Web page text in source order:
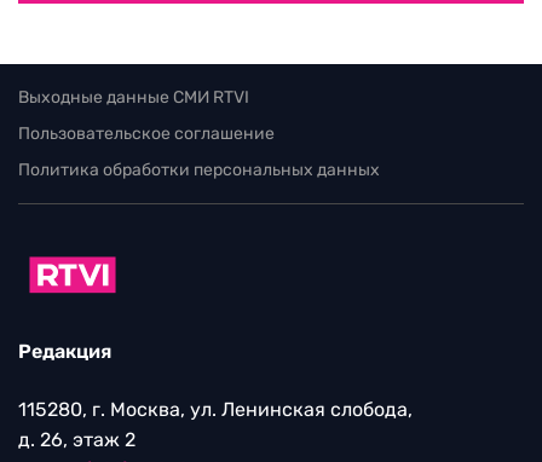
Выходные данные СМИ RTVI
Пользовательское соглашение
Политика обработки персональных данных
Редакция
115280, г. Москва, ул. Ленинская слобода,
д. 26, этаж 2